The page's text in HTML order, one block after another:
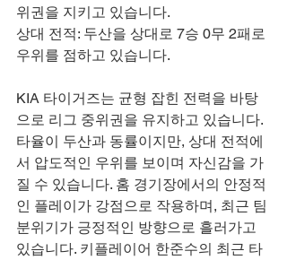
위권을 지키고 있습니다.
상대 전적: 두산을 상대로 7승 0무 2패로
우위를 점하고 있습니다.
KIA 타이거즈는 균형 잡힌 전력을 바탕
으로 리그 중위권을 유지하고 있습니다.
타율이 두산과 동률이지만, 상대 전적에
서 압도적인 우위를 보이며 자신감을 가
질 수 있습니다. 홈 경기장에서의 안정적
인 플레이가 강점으로 작용하며, 최근 팀
분위기가 긍정적인 방향으로 흘러가고
있습니다. 키플레이어 한준수의 최근 타